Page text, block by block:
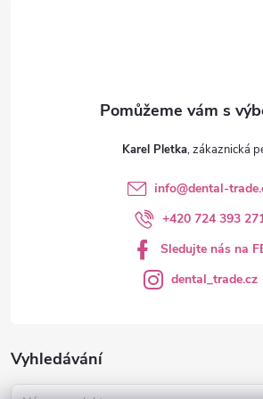
Vyhledávání
Karel Pletka
info@dental-
+420 724 393
Sledujte nás na
dental_trade.cz